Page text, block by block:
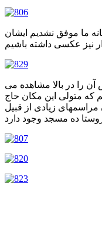
ما موفق نشدیم ایشان
را در بالا مشاهده می
که متولی این مکان حاج
زیادی از قبیل